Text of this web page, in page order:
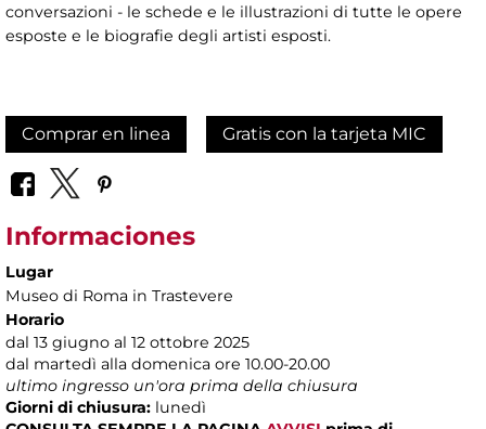
conversazioni - le schede e le illustrazioni di tutte le opere
esposte e le biografie degli artisti esposti.
Comprar en linea Gratis con la tarjeta MIC
Informaciones
Lugar
Museo di Roma in Trastevere
Horario
dal 13 giugno al 12 ottobre 2025
dal martedì alla domenica ore 10.00-20.00
ultimo ingresso un'ora prima della chiusura
Giorni di chiusura: lunedì